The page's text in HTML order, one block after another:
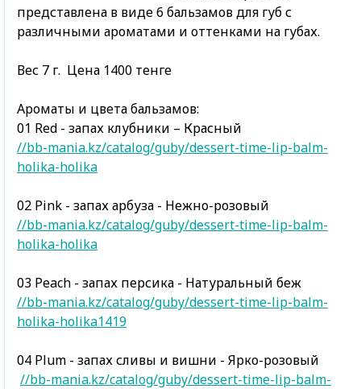
представлена в виде 6 бальзамов для губ с
различными ароматами и оттенками на губах.
Вес 7 г. Цена 1400 тенге
Ароматы и цвета бальзамов:
01 Red - запах клубники – Красный
//bb-mania.kz/catalog/guby/dessert-time-lip-balm-
holika-holika
02 Pink - запах арбуза - Нежно-розовый
//bb-mania.kz/catalog/guby/dessert-time-lip-balm-
holika-holika
03 Peach - запах персика - Натуральный беж
//bb-mania.kz/catalog/guby/dessert-time-lip-balm-
holika-holika1419
04 Plum - запах сливы и вишни - Ярко-розовый
//bb-mania.kz/catalog/guby/dessert-time-lip-balm-